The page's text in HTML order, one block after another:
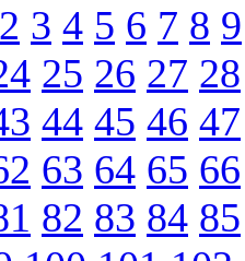
2 3 4 5 6 7 8 9
25 26 27 28
44 45 46 47
63 64 65 66
82 83 84 85